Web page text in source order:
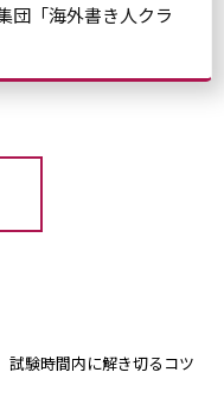
団「海外書き人クラ
試験時間内に解き切るコツ